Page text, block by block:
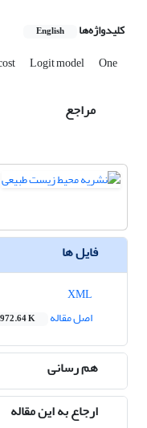
کلیدواژه‌ها English
Logit model One
مراجع
فایل ها
اصل مقاله
972.64 K
هم رسانی
ارجاع به این مقاله